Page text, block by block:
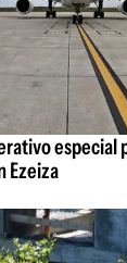
especial
Ezeiza